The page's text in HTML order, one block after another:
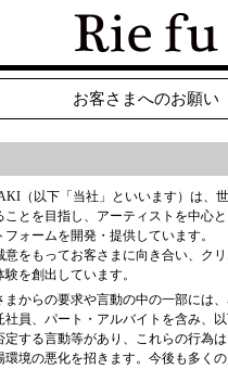
お客さまへのお願い
（以下「当社」といいます）は、
ことを目指し、アーティストを中心
ォームを開発・提供しています。
意をもってお客さまに向き合い、ク
を創出しています。
まからの要求や言動の中の一部には
社員、パート・アルバイトを含み、
定する言動等があり、これらの行為
環境の悪化を招きます。今後も多くの